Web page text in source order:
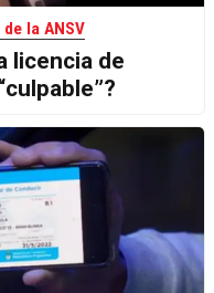
la ANSV
licencia de